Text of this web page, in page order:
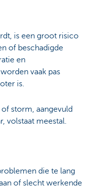
is een groot risico
of beschadigde
en
vaak pas
is.
storm, aangevuld
volstaat meestal.
die te lang
of slecht werkende